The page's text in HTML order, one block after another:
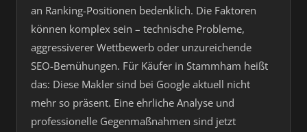
an Ranking-Positionen bedenklich. Die Faktoren
können komplex sein – technische Probleme,
aggressiverer Wettbewerb oder unzureichende
SEO-Bemühungen. Für Käufer in Stammham heißt
das: Diese Makler sind bei Google aktuell nicht
mehr so präsent. Eine ehrliche Analyse und
professionelle Gegenmaßnahmen sind jetzt